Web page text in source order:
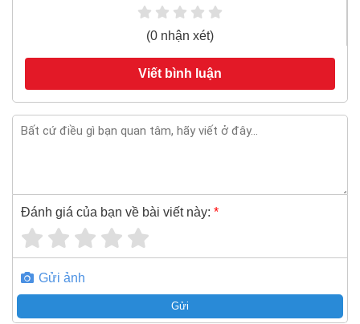
(0 nhận xét)
Viết bình luận
Đánh giá của bạn về bài viết này: *
Gửi ảnh
Gửi